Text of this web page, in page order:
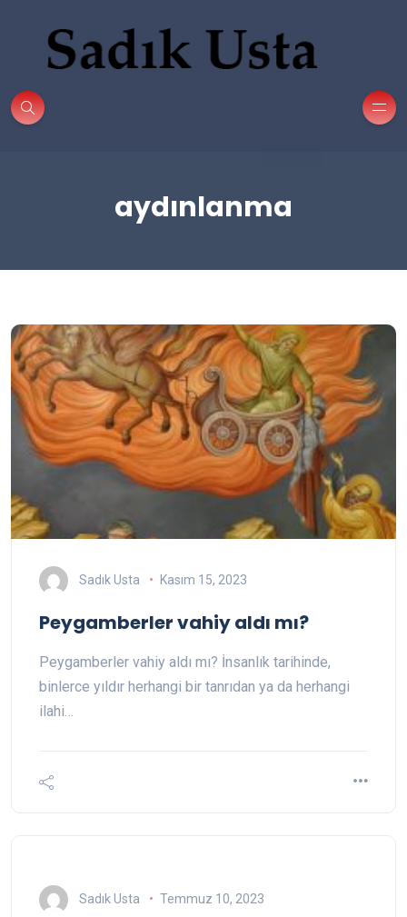
aydınlanma
Sadık Usta Kasım 15, 2023
Peygamberler vahiy aldı mı?
Peygamberler vahiy aldı mı? İnsanlık tarihinde,
binlerce yıldır herhangi bir tanrıdan ya da herhangi
ilahi…
Sadık Usta Temmuz 10, 2023